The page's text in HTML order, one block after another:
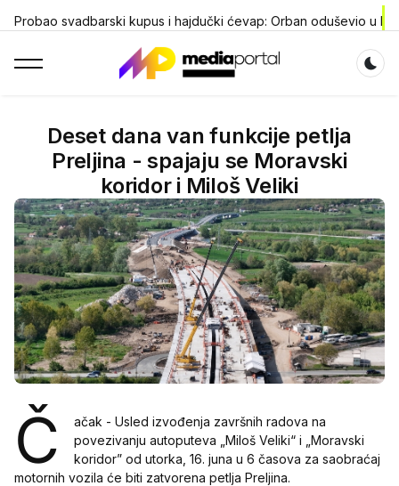
Probao svadbarski kupus i hajdučki ćevap: Orban oduševio u
Deset dana van funkcije petlja
Preljina - spajaju se Moravski
koridor i Miloš Veliki
Č
ačak - Usled izvođenja završnih radova na
povezivanju autoputeva „Miloš Veliki“ i „Moravski
koridor” od utorka, 16. juna u 6 časova za saobraćaj
motornih vozila će biti zatvorena petlja Preljina.